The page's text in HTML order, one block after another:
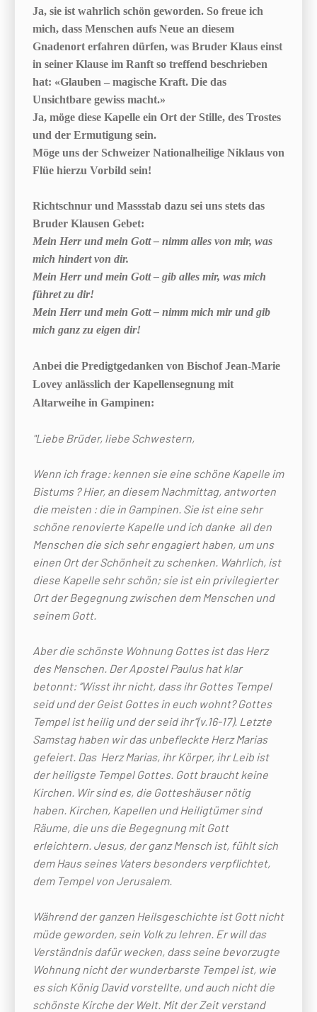
Ja, sie ist wahrlich schön geworden. So freue ich
mich, dass Menschen aufs Neue an diesem
Gnadenort erfahren dürfen, was Bruder Klaus einst
in seiner Klause im Ranft so treffend beschrieben
hat: «Glauben – magische Kraft. Die das
Unsichtbare gewiss macht.»
Ja, möge diese Kapelle ein Ort der Stille, des Trostes
und der Ermutigung sein.
Möge uns der Schweizer Nationalheilige Niklaus von
Flüe hierzu Vorbild sein!
Richtschnur und Massstab dazu sei uns stets das
Bruder Klausen Gebet:
Mein Herr und mein Gott – nimm alles von mir, was
mich hindert von dir.
Mein Herr und mein Gott – gib alles mir, was mich
führet zu dir!
Mein Herr und mein Gott – nimm mich mir und gib
mich ganz zu eigen dir!
Anbei die Predigtgedanken von Bischof Jean-Marie
Lovey anlässlich der Kapellensegnung mit
Altarweihe in Gampinen:
"Liebe Brüder, liebe Schwestern,
Wenn ich frage: kennen sie eine schöne Kapelle im
Bistums ? Hier, an diesem Nachmittag, antworten
die meisten : die in Gampinen. Sie ist eine sehr
schöne renovierte Kapelle und ich danke all den
Menschen die sich sehr engagiert haben, um uns
einen Ort der Schönheit zu schenken. Wahrlich, ist
diese Kapelle sehr schön; sie ist ein privilegierter
Ort der Begegnung zwischen dem Menschen und
seinem Gott.
Aber die schönste Wohnung Gottes ist das Herz
des Menschen. Der Apostel Paulus hat klar
betonnt: ‘’Wisst ihr nicht, dass ihr Gottes Tempel
seid und der Geist Gottes in euch wohnt? Gottes
Tempel ist heilig und der seid ihr’’(v.16-17). Letzte
Samstag haben wir das unbefleckte Herz Marias
gefeiert. Das Herz Marias, ihr Körper, ihr Leib ist
der heiligste Tempel Gottes. Gott braucht keine
Kirchen. Wir sind es, die Gotteshäuser nötig
haben. Kirchen, Kapellen und Heiligtümer sind
Räume, die uns die Begegnung mit Gott
erleichtern. Jesus, der ganz Mensch ist, fühlt sich
dem Haus seines Vaters besonders verpflichtet,
dem Tempel von Jerusalem.
Während der ganzen Heilsgeschichte ist Gott nicht
müde geworden, sein Volk zu lehren. Er will das
Verständnis dafür wecken, dass seine bevorzugte
Wohnung nicht der wunderbarste Tempel ist, wie
es sich König David vorstellte, und auch nicht die
schönste Kirche der Welt. Mit der Zeit verstand